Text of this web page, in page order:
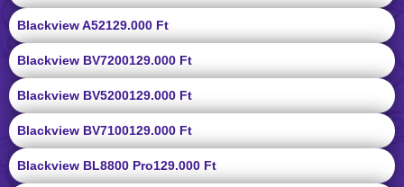
Blackview A52129.000 Ft
Blackview BV7200129.000 Ft
Blackview BV5200129.000 Ft
Blackview BV7100129.000 Ft
Blackview BL8800 Pro129.000 Ft